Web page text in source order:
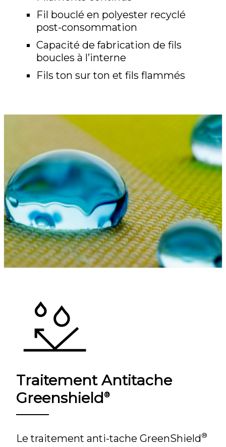
Fil bouclé en polyester recyclé
post-consommation
Capacité de fabrication de fils
boucles à l’interne
Fils ton sur ton et fils flammés
Traitement Antitache
Greenshield®
Le traitement anti-tache GreenShield®